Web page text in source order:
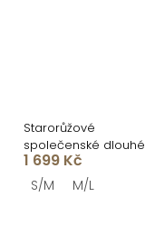
Starorůžové
společenské dlouhé
třpytivé šaty TARGET
1 699 Kč
S/M M/L